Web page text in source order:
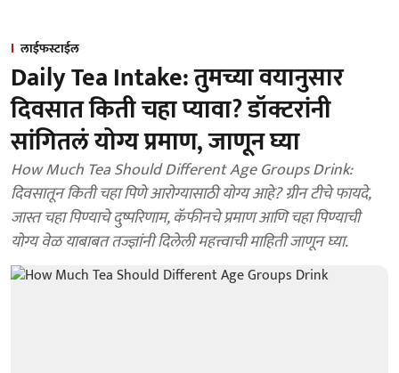
लाईफस्टाईल
Daily Tea Intake: तुमच्या वयानुसार
दिवसात किती चहा प्यावा? डॉक्टरांनी
सांगितलं योग्य प्रमाण, जाणून घ्या
How Much Tea Should Different Age Groups Drink:
दिवसातून किती चहा पिणे आरोग्यासाठी योग्य आहे? ग्रीन टीचे फायदे,
जास्त चहा पिण्याचे दुष्परिणाम, कॅफीनचे प्रमाण आणि चहा पिण्याची
योग्य वेळ याबाबत तज्ज्ञांनी दिलेली महत्त्वाची माहिती जाणून घ्या.